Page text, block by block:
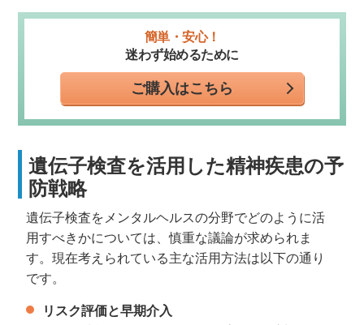
簡単・安心！
迷わず始めるために
ご購入はこちら
遺伝子検査を活用した精神疾患の予
防戦略
遺伝子検査をメンタルヘルスの分野でどのように活
用すべきかについては、慎重な議論が求められま
す。現在考えられている主な活用方法は以下の通り
です。
リスク評価と早期介入